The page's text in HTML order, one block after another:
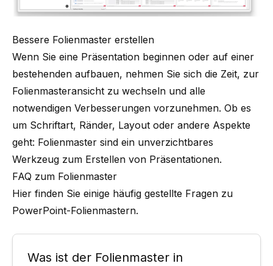
Bessere Folienmaster erstellen
Wenn Sie eine Präsentation beginnen oder auf einer
bestehenden aufbauen, nehmen Sie sich die Zeit, zur
Folienmasteransicht zu wechseln und alle
notwendigen Verbesserungen vorzunehmen. Ob es
um Schriftart, Ränder, Layout oder andere Aspekte
geht: Folienmaster sind ein unverzichtbares
Werkzeug zum Erstellen von Präsentationen.
FAQ zum Folienmaster
Hier finden Sie einige häufig gestellte Fragen zu
PowerPoint-Folienmastern.
Was ist der Folienmaster in